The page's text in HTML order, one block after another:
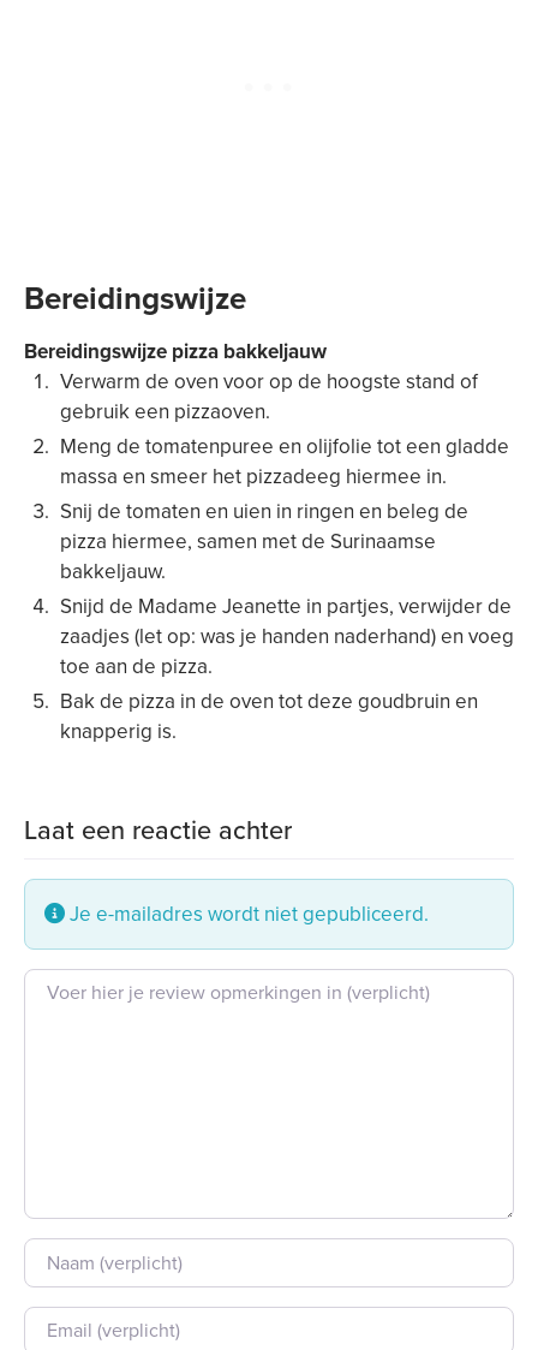
Bereidingswijze
Bereidingswijze pizza bakkeljauw
Verwarm de oven voor op de hoogste stand of
gebruik een pizzaoven.
Meng de tomatenpuree en olijfolie tot een gladde
massa en smeer het pizzadeeg hiermee in.
Snij de tomaten en uien in ringen en beleg de
pizza hiermee, samen met de Surinaamse
bakkeljauw.
Snijd de Madame Jeanette in partjes, verwijder de
zaadjes (let op: was je handen naderhand) en voeg
toe aan de pizza.
Bak de pizza in de oven tot deze goudbruin en
knapperig is.
Laat een reactie achter
Je e-mailadres wordt niet gepubliceerd.
Beoordeling tekst
Naam
E-mail